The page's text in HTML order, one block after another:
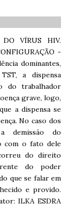
DO VÍRUS HIV.
-
dominantes,
a dispensa
do trabalhador
grave, logo,
a dispensa se
No caso dos
demissão do
com o fato dele
do direito
do poder
que se falar em
e provido.
ILKA ESDRA